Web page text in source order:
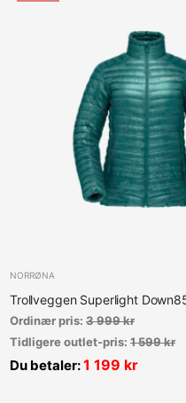
NORRØNA
Trollveggen Superlight
Ordinær pris: 3 999kr
Tidligere outlet-pris: 1 599kr
Du betaler:1 199 kr